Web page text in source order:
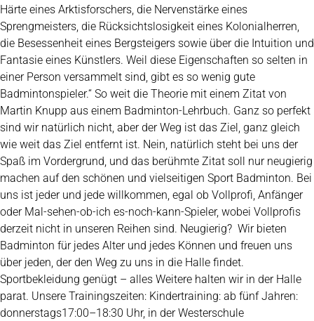
Härte eines Arktisforschers, die Nervenstärke eines
Sprengmeisters, die Rücksichtslosigkeit eines Kolonialherren,
die Besessenheit eines Bergsteigers sowie über die Intuition und
Fantasie eines Künstlers. Weil diese Eigenschaften so selten in
einer Person versammelt sind, gibt es so wenig gute
Badmintonspieler.“ So weit die Theorie mit einem Zitat von
Martin Knupp aus einem Badminton-Lehrbuch. Ganz so perfekt
sind wir natürlich nicht, aber der Weg ist das Ziel, ganz gleich
wie weit das Ziel entfernt ist. Nein, natürlich steht bei uns der
Spaß im Vordergrund, und das berühmte Zitat soll nur neugierig
machen auf den schönen und vielseitigen Sport Badminton. Bei
uns ist jeder und jede willkommen, egal ob Vollprofi, Anfänger
oder Mal-sehen-ob-ich es-noch-kann-Spieler, wobei Vollprofis
derzeit nicht in unseren Reihen sind. Neugierig? Wir bieten
Badminton für jedes Alter und jedes Können und freuen uns
über jeden, der den Weg zu uns in die Halle findet.
Sportbekleidung genügt – alles Weitere halten wir in der Halle
parat. Unsere ­Trainingszeiten: Kindertraining: ab fünf Jahren:
donnerstags17:00–18:30 Uhr, in der Westerschule